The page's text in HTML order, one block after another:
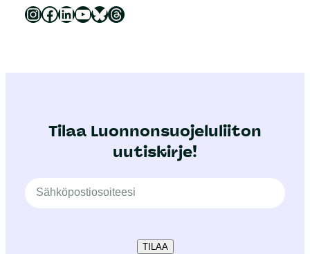
Luonnonsuojeluliitto Instagramissa Luonnonsuojeluliitto Facebookissa Luonnonsuojeluliitto LinkedInissä Luonnonsuojeluliiton YouTube-kanava Luonnonsuojeluliitto Blueskyssa Luonnonsuojeluliitto Threadsissa
Tilaa Luonnonsuojeluliiton
uutiskirje!
TILAA